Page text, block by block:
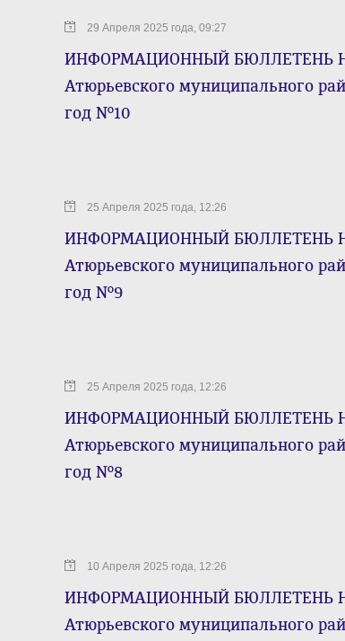
29 Апреля 2025 года, 09:27
ИНФОРМАЦИОННЫЙ БЮЛЛЕТЕНЬ
Атюрьевского муниципального
год №10
25 Апреля 2025 года, 12:26
ИНФОРМАЦИОННЫЙ БЮЛЛЕТЕНЬ
Атюрьевского муниципального
год №9
25 Апреля 2025 года, 12:26
ИНФОРМАЦИОННЫЙ БЮЛЛЕТЕНЬ
Атюрьевского муниципального
год №8
10 Апреля 2025 года, 12:26
ИНФОРМАЦИОННЫЙ БЮЛЛЕТЕНЬ
Атюрьевского муниципального